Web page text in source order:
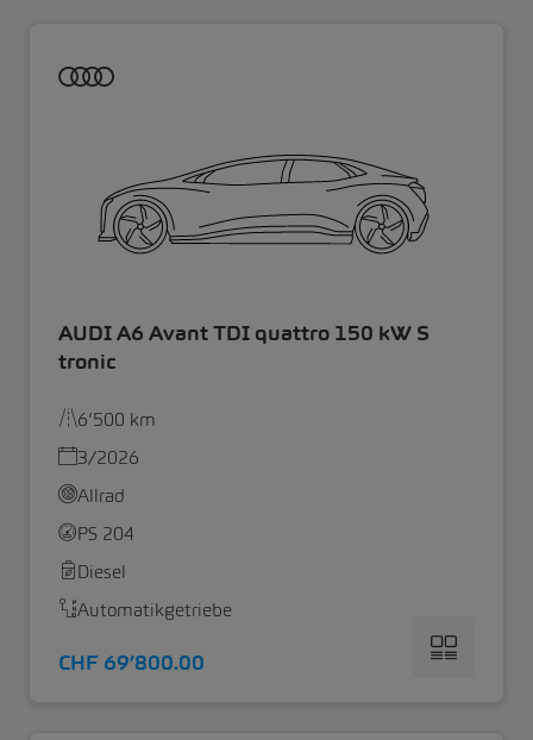
AUDI A6 Avant TDI quattro 150 kW S
tronic
6’500 km
3/2026
Allrad
PS 204
Diesel
Automatikgetriebe
CHF 69’800.00